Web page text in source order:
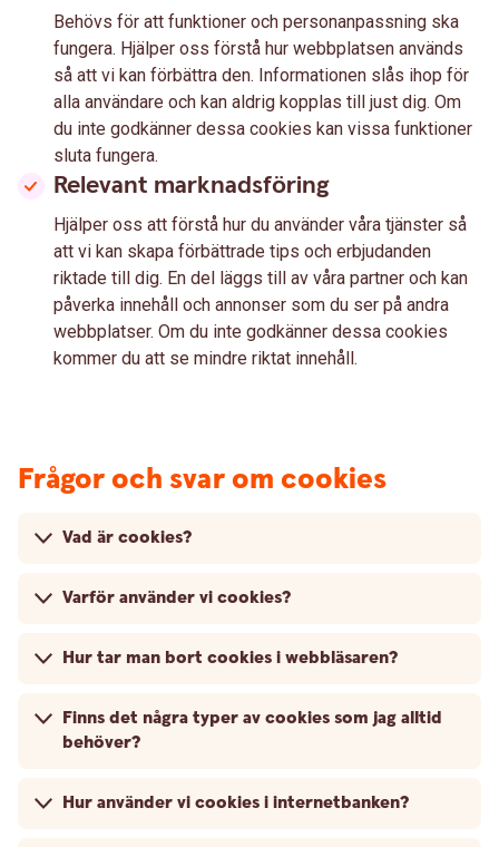
Behövs för att funktioner och personanpassning ska
fungera. Hjälper oss förstå hur webbplatsen används
så att vi kan förbättra den. Informationen slås ihop för
alla användare och kan aldrig kopplas till just dig. Om
du inte godkänner dessa cookies kan vissa funktioner
sluta fungera.
Relevant marknadsföring
Hjälper oss att förstå hur du använder våra tjänster så
att vi kan skapa förbättrade tips och erbjudanden
riktade till dig. En del läggs till av våra partner och kan
påverka innehåll och annonser som du ser på andra
webbplatser. Om du inte godkänner dessa cookies
kommer du att se mindre riktat innehåll.
Frågor och svar om cookies
Vad är cookies?
Varför använder vi cookies?
Hur tar man bort cookies i webbläsaren?
Finns det några typer av cookies som jag alltid
behöver?
Hur använder vi cookies i internetbanken?